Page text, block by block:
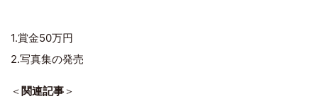
1.賞金50万円
2.写真集の発売
＜ 関連記事＞